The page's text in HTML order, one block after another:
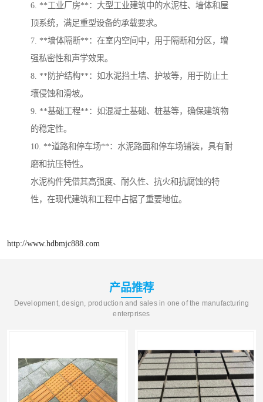
6. **工业厂房**：大型工业建筑中的水泥柱、墙体和屋
顶系统，满足重型设备的承载要求。
7. **墙体隔断**：在室内空间中，用于隔断和分区，增
强私密性和声学效果。
8. **防护结构**：如水泥挡土墙、护坡等，用于防止土
壤侵蚀和滑坡。
9. **基础工程**：如混凝土基础、桩基等，确保建筑物
的稳定性。
10. **道路和停车场**：水泥路面和停车场铺装，具有耐
磨和抗压特性。
水泥构件凭借其高强度、耐久性、抗火和抗腐蚀的特
性，在现代建筑和工程中占据了重要地位。
http://www.hdbmjc888.com
产品推荐
Development, design, production and sales in one of the manufacturing
enterprises